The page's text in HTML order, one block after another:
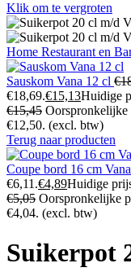
Klik om te vergroten
Home Restaurant en
Sauskom Vana 12 cl €
€18,69.€15,13Huidige
€15,45 Oorspronkelijke
€12,50. (excl. btw)
Terug naar producten
Coupe bord 16 cm Vana
€6,11.€4,89Huidige
€5,05 Oorspronkelijke
€4,04. (excl. btw)
Suikerpot